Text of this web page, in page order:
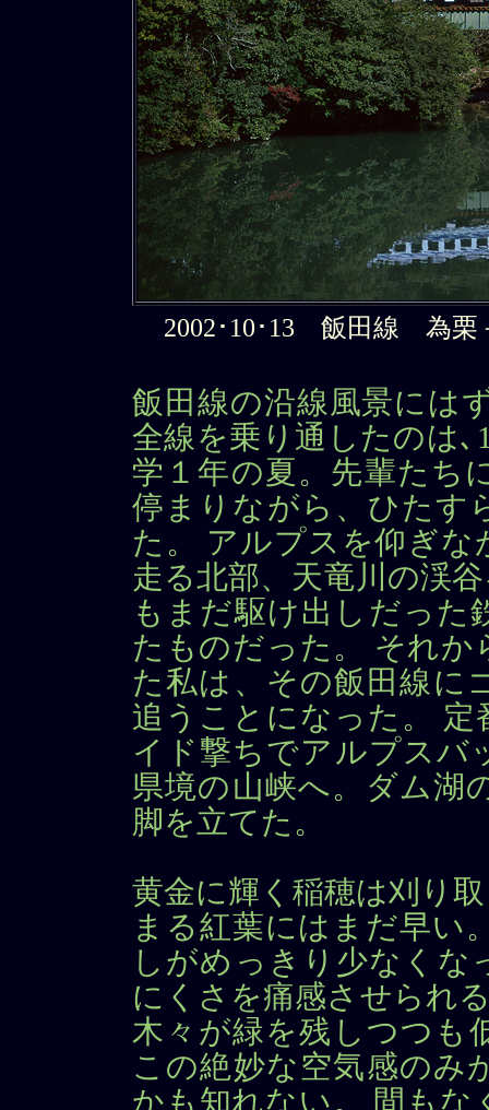
2002･10･13 飯田線 為栗
飯田線の沿線風景には
全線を乗り通したのは
学１年の夏。先輩たち
停まりながら、ひたす
た。 アルプスを仰ぎな
走る北部、天竜川の渓
もまだ駆け出しだった
たものだった。 それか
た私は、その飯田線に
追うことになった。 定
イド撃ちでアルプスバ
県境の山峡へ。ダム湖
脚を立てた。
黄金に輝く稲穂は刈り
まる紅葉にはまだ早い
しがめっきり少なくな
にくさを痛感させられ
木々が緑を残しつつも
この絶妙な空気感のみ
かも知れない。 間もな